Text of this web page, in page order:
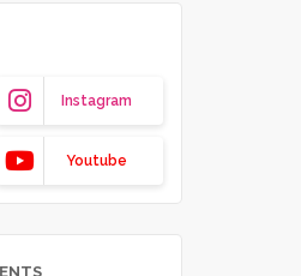
Instagram
Youtube